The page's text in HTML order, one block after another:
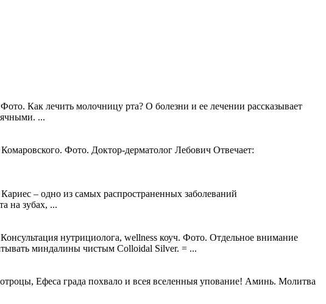
Как лечить молочницу рта? О болезни и ее лечении рассказывает
...
Фото. Доктор-дерматолог Лебович Отвечает:
– одно из самых распространенных заболеваний
на зубах, ...
нутрициолога, wellness коуч. Фото. Отдельное внимание
миндалины чистым Colloidal Silver. = ...
Ефеса града похвало и всея вселенныя упование! Аминь. Молитва